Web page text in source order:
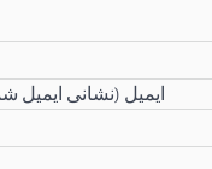
:ایمیل (نشانی ایمیل